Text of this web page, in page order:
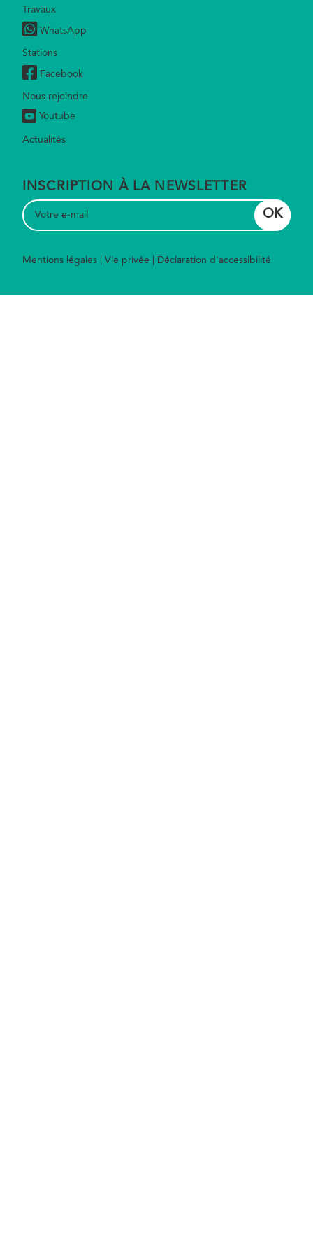
Travaux
WhatsApp
Stations
Facebook
Nous rejoindre
Youtube
Actualités
INSCRIPTION À LA NEWSLETTER
Footer
bottom
Mentions légales Vie privée Déclaration d'accessibilité